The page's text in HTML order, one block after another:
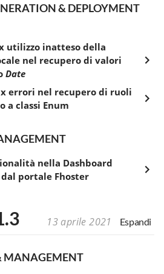
& DEPLOYMENT
utilizzo inatteso della
nel recupero di valori
Date
errori nel recupero di ruoli
a classi Enum
nella Dashboard
portale Fhoster
13 aprile 2021 Espandi
MANAGEMENT